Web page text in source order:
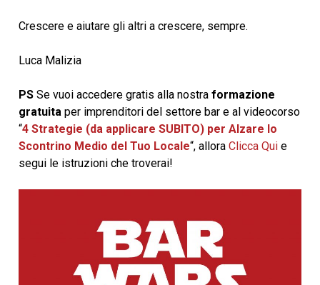
Crescere e aiutare gli altri a crescere, sempre.
Luca Malizia
PSSe vuoi accedere gratis alla nostra formazione
gratuitaper imprenditori del settore bar e al videocorso
“4 Strategie (da applicare SUBITO) per Alzare lo
Scontrino Medio del Tuo Locale“, allora Clicca Quie
segui le istruzioni che troverai!